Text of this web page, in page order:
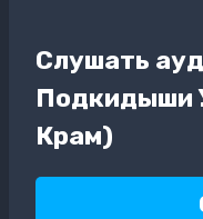
Слушать
Подкидыши
Крам)